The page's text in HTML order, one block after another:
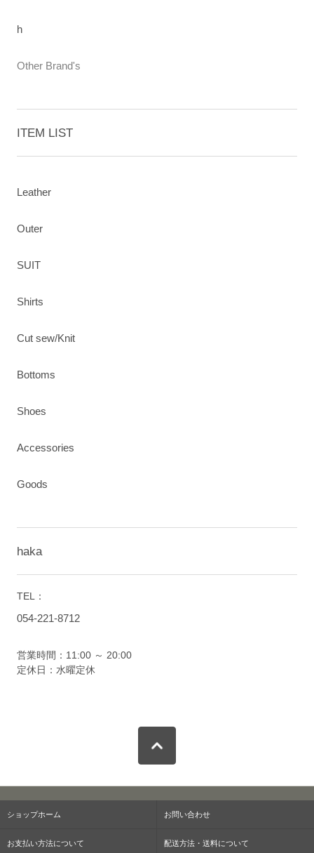
h
Other Brand's
ITEM LIST
Leather
Outer
SUIT
Shirts
Cut sew/Knit
Bottoms
Shoes
Accessories
Goods
haka
TEL：
054-221-8712
営業時間：11:00 ～ 20:00
定休日：水曜定休
ショップホーム お問い合わせ
お支払い方法について 配送方法・送料について